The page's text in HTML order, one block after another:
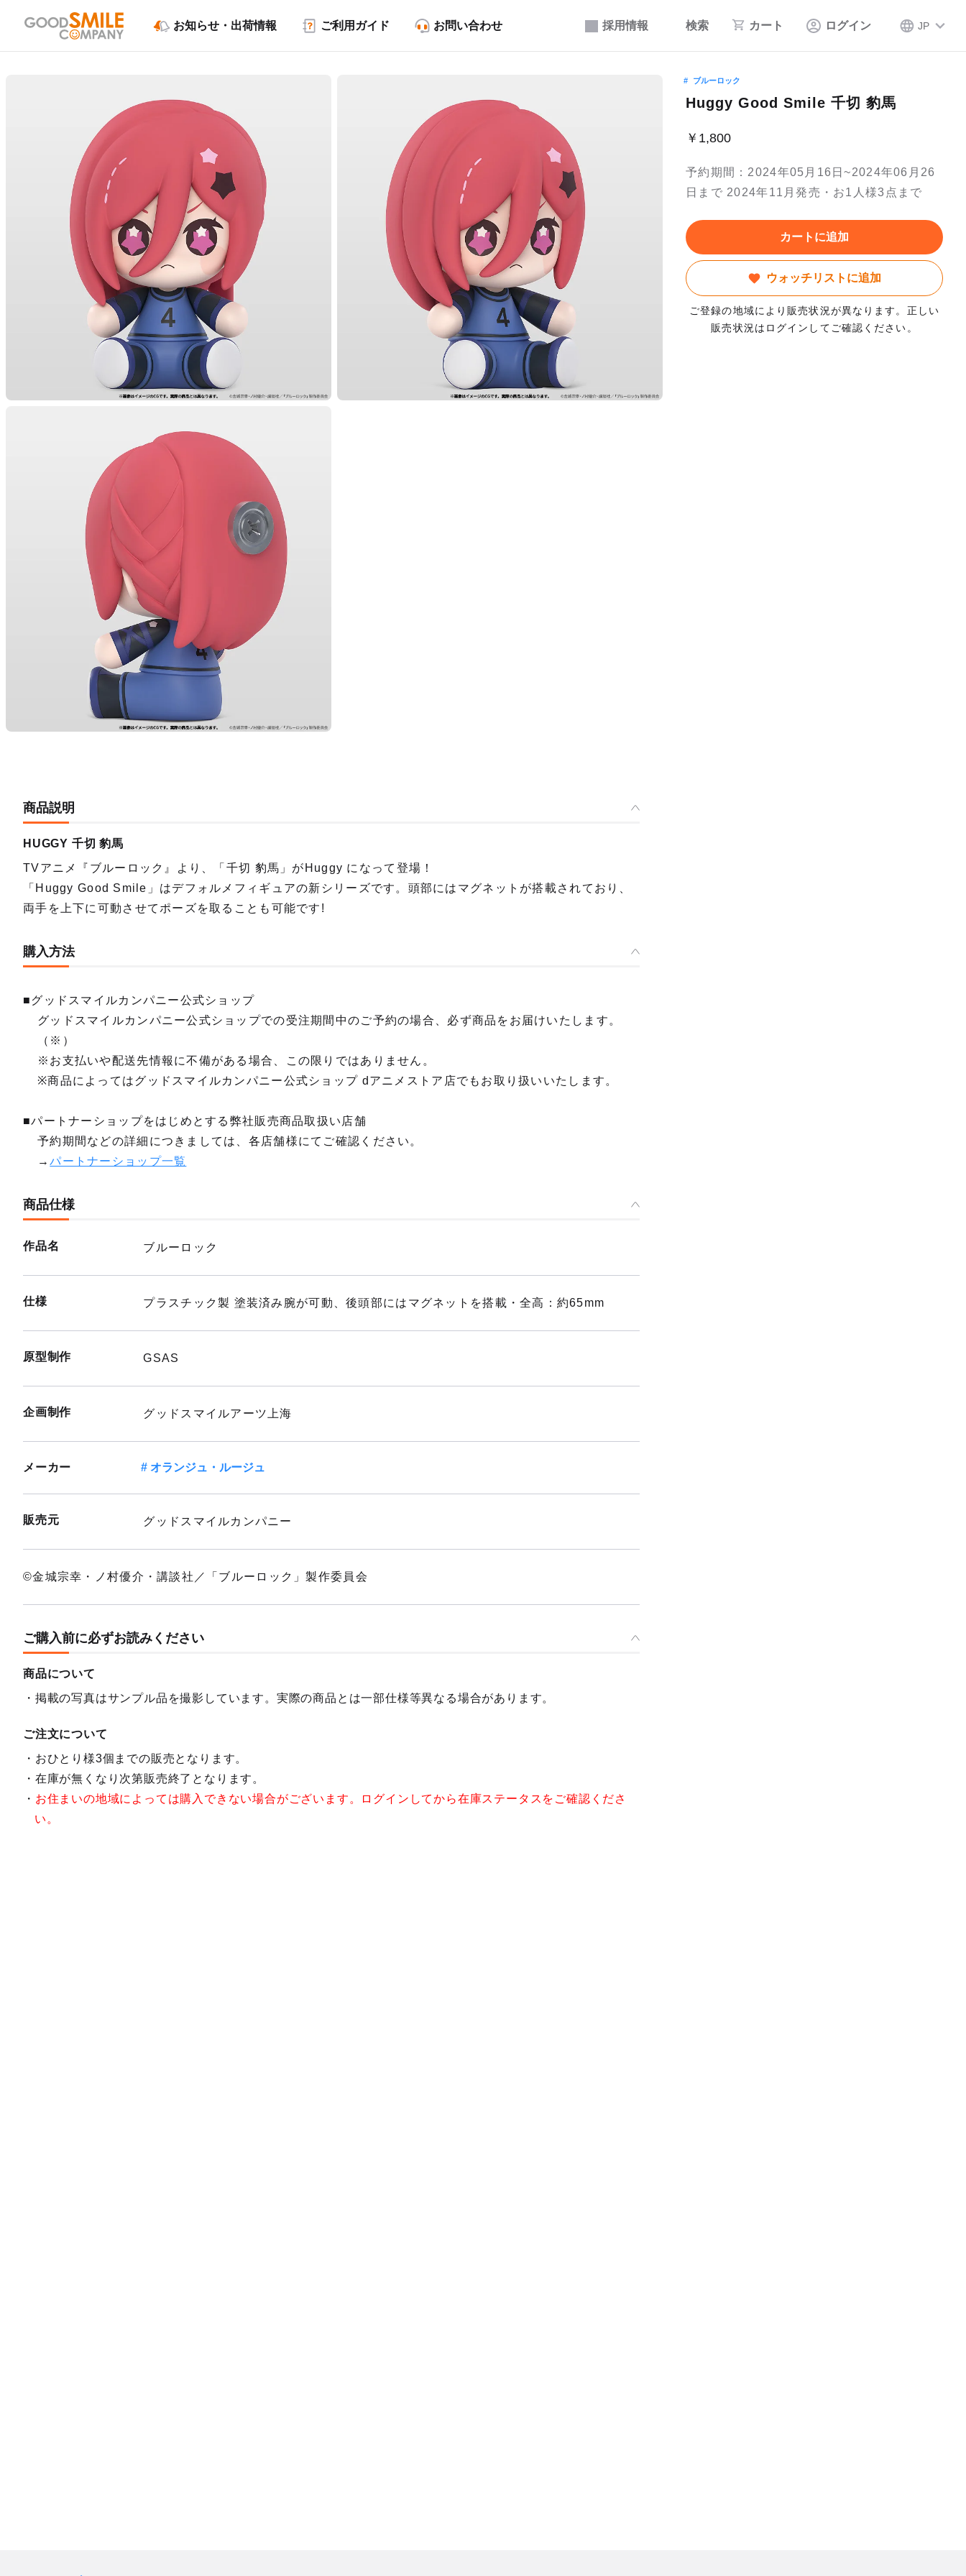
採用情報 検索 カート ログイン JP
お知らせ・出荷情報 ご利用ガイド お問い合わせ
ブルーロック
Huggy Good Smile 千切 豹馬
￥1,800
予約期間：2024年05月16日~2024年06月26
日まで 2024年11月発売・お1人様3点まで
カートに追加
ウォッチリストに追加
ご登録の地域により販売状況が異なります。正しい
販売状況はログインしてご確認ください。
商品説明
HUGGY 千切 豹馬
TVアニメ『ブルーロック』より、「千切 豹馬」がHuggy になって登場！
「Huggy Good Smile」はデフォルメフィギュアの新シリーズです。頭部にはマグネットが搭載されており、
両手を上下に可動させてポーズを取ることも可能です!
購入方法
■グッドスマイルカンパニー公式ショップ
グッドスマイルカンパニー公式ショップでの受注期間中のご予約の場合、必ず商品をお届けいたします。
（※）
※お支払いや配送先情報に不備がある場合、この限りではありません。
※商品によってはグッドスマイルカンパニー公式ショップ dアニメストア店でもお取り扱いいたします。
■パートナーショップをはじめとする弊社販売商品取扱い店舗
予約期間などの詳細につきましては、各店舗様にてご確認ください。
→パートナーショップ一覧
商品仕様
作品名 ブルーロック
仕様 プラスチック製 塗装済み腕が可動、後頭部にはマグネットを搭載・全高：約65mm
原型制作 GSAS
企画制作 グッドスマイルアーツ上海
メーカー オランジュ・ルージュ
販売元 グッドスマイルカンパニー
©金城宗幸・ノ村優介・講談社／「ブルーロック」製作委員会
ご購入前に必ずお読みください
商品について
掲載の写真はサンプル品を撮影しています。実際の商品とは一部仕様等異なる場合があります。
ご注文について
おひとり様3個までの販売となります。
在庫が無くなり次第販売終了となります。
お住まいの地域によっては購入できない場合がございます。ログインしてから在庫ステータスをご確認くださ
い。